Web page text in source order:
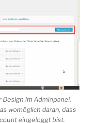
im Adminpanel.
womöglich daran, dass
eingeloggt bist.